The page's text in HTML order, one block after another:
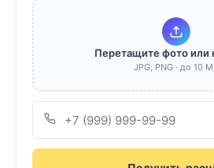
Перетащите фото или
JPG, PNG · до 10